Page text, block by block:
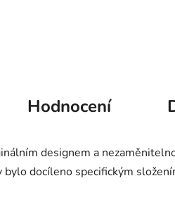
Hodnocení
designem a
docíleno specifickým